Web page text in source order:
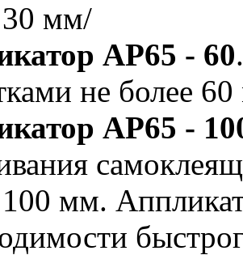
30 мм/
АР65 - 60
не более
АР65 -
100 мм.